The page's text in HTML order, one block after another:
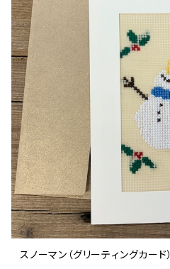
スノーマン（グリーティングカード）